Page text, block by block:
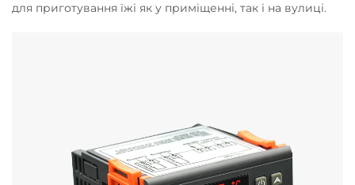
для приготування їжі як у приміщенні, так і на вулиці.